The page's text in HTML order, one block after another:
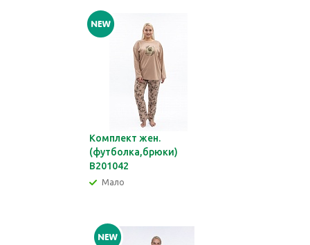
Комплект жен.
(футболка,брюки)
В201042
Мало